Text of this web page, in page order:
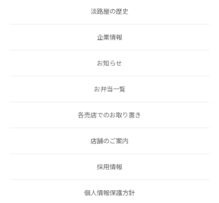
淡路屋の歴史
企業情報
お知らせ
お弁当一覧
各売店でのお取り置き
店舗のご案内
採用情報
個人情報保護方針